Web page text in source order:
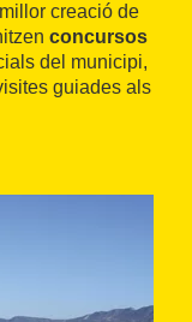
creació de
concursos
del municipi,
guiades als